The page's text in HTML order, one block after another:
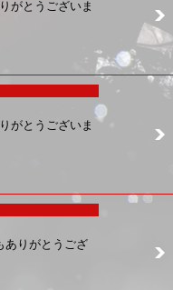
がとうございま
がとうございま
ありがとうござ